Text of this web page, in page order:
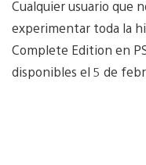
Cualquier usuario que
experimentar toda la
Complete Edition en
disponibles el 5 de